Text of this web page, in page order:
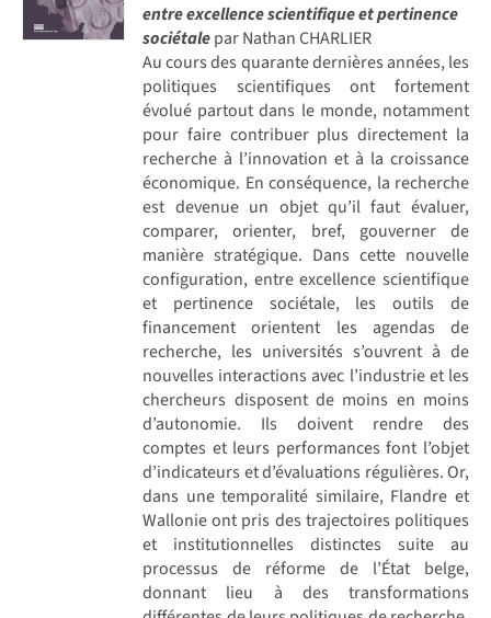
entre excellence scientifique et pertinence
sociétalepar Nathan CHARLIER
Au cours des quarante dernières années, les
politiques scientifiques ont fortement
évolué partout dans le monde, notamment
pour faire contribuer plus directement la
recherche à l’innovation et à la croissance
économique. En conséquence, la recherche
est devenue un objet qu’il faut évaluer,
comparer, orienter, bref, gouverner de
manière stratégique. Dans cette nouvelle
configuration, entre excellence scientifique
et pertinence sociétale, les outils de
financement orientent les agendas de
recherche, les universités s’ouvrent à de
nouvelles interactions avec l’industrie et les
chercheurs disposent de moins en moins
d’autonomie. Ils doivent rendre des
comptes et leurs performances font l’objet
d’indicateurs et d’évaluations régulières. Or,
dans une temporalité similaire, Flandre et
Wallonie ont pris des trajectoires politiques
et institutionnelles distinctes suite au
processus de réforme de l’État belge,
donnant lieu à des transformations